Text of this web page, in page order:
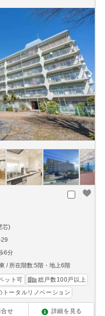
芯)
6分
所在階数:5階・地上6階
ット可
総戸数100戸以上
トータルリノベーション
合せ 詳細を見る